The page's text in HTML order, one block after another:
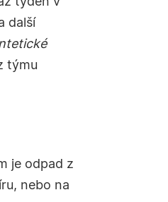
další
týmu
je odpad z
nebo na